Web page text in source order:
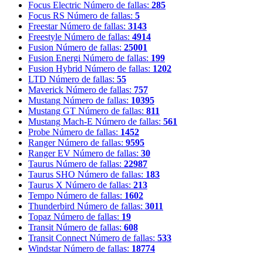
Focus Electric Número de fallas: 285
Focus RS Número de fallas: 5
Freestar Número de fallas: 3143
Freestyle Número de fallas: 4914
Fusion Número de fallas: 25001
Fusion Energi Número de fallas: 199
Fusion Hybrid Número de fallas: 1202
LTD Número de fallas: 55
Maverick Número de fallas: 757
Mustang Número de fallas: 10395
Mustang GT Número de fallas: 811
Mustang Mach-E Número de fallas: 561
Probe Número de fallas: 1452
Ranger Número de fallas: 9595
Ranger EV Número de fallas: 30
Taurus Número de fallas: 22987
Taurus SHO Número de fallas: 183
Taurus X Número de fallas: 213
Tempo Número de fallas: 1602
Thunderbird Número de fallas: 3011
Topaz Número de fallas: 19
Transit Número de fallas: 608
Transit Connect Número de fallas: 533
Windstar Número de fallas: 18774